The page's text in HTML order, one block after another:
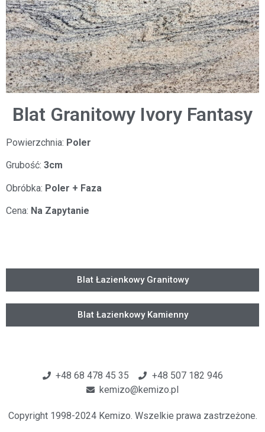
Blat Granitowy Ivory Fantasy
Powierzchnia: Poler
Grubość: 3cm
Obróbka: Poler + Faza
Cena: Na Zapytanie
Blat Łazienkowy Granitowy
Blat Łazienkowy Kamienny
+48 68 478 45 35
+48 507 182 946
kemizo@kemizo.pl
Copyright 1998-2024 Kemizo. Wszelkie prawa zastrzeżone.